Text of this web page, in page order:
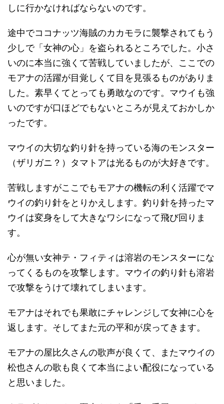
しに行かなければならないのです。
途中でココナッツ海賊のカカモラに襲撃されてもう
少しで「女神の心」を盗られるところでした。小さ
いのに本当に強くて苦戦していましたが、ここでの
モアナの活躍が目覚しくて目を見張るものがありま
した。素早くてとっても勇敢なのです。マウイも強
いのですが口ほどでもないところが見えておかしか
ったです。
マウイの大切な釣り針を持っている海のモンスター
（ザリガニ？）タマトアは光るものが大好きです。
苦戦しますがここでもモアナの機転の利く活躍でマ
ウイの釣り針をとりかえします。釣り針を持ったマ
ウイは変身をして大きなワシになって飛び回りま
す。
心が無い女神テ・フィティは溶岩のモンスターにな
ってくるものを攻撃します。マウイの釣り針も溶岩
で攻撃をうけて壊れてしまいます。
モアナはそれでも果敢にチャレンジして女神に心を
返します。そしてまた元の平和が戻ってきます。
モアナの屋比久さんの歌声が良くて、またマウイの
松也さんの歌も良くて本当によい配役になっている
と思いました。